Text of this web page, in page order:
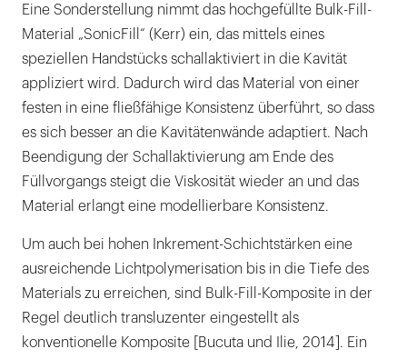
Eine Sonderstellung nimmt das hochgefüllte Bulk-Fill-
Material „SonicFill“ (Kerr) ein, das mittels eines
speziellen Handstücks schallaktiviert in die Kavität
appliziert wird. Dadurch wird das Material von einer
festen in eine fließfähige Konsistenz überführt, so dass
es sich besser an die Kavitätenwände adaptiert. Nach
Beendigung der Schallaktivierung am Ende des
Füllvorgangs steigt die Viskosität wieder an und das
Material erlangt eine modellierbare Konsistenz.
Um auch bei hohen Inkrement-Schichtstärken eine
ausreichende Lichtpolymerisation bis in die Tiefe des
Materials zu erreichen, sind Bulk-Fill-Komposite in der
Regel deutlich transluzenter eingestellt als
konventionelle Komposite [Bucuta und Ilie, 2014]. Ein